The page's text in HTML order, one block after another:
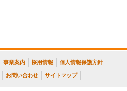
事業案内 採用情報 個人情報保護方針
お問い合わせ サイトマップ